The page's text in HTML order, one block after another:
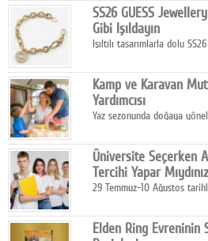
SS26 GUESS
Gibi Işıldayın
Işıltılı tasarımlarla dolu
dokunuşunu taşıyor.
Kamp ve Karavan
Yardımcısı
Yaz sezonunda doğaya
temizlik sağlayan, çevreye
ediyor.
Üniversite Seçerken
Tercihi Yapar
29 Temmuz-10 Ağustos
Elden Ring Evreninin